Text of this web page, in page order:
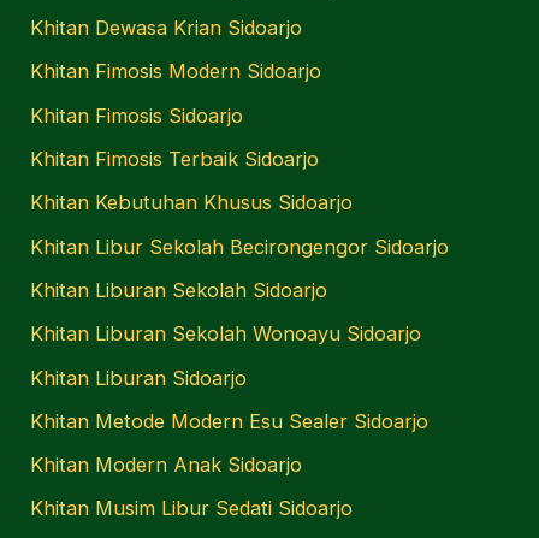
Khitan Dewasa Krian Sidoarjo
Khitan Fimosis Modern Sidoarjo
Khitan Fimosis Sidoarjo
Khitan Fimosis Terbaik Sidoarjo
Khitan Kebutuhan Khusus Sidoarjo
Khitan Libur Sekolah Becirongengor Sidoarjo
Khitan Liburan Sekolah Sidoarjo
Khitan Liburan Sekolah Wonoayu Sidoarjo
Khitan Liburan Sidoarjo
Khitan Metode Modern Esu Sealer Sidoarjo
Khitan Modern Anak Sidoarjo
Khitan Musim Libur Sedati Sidoarjo